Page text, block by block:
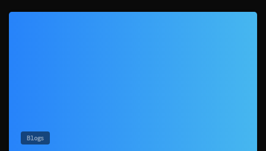
Blogs